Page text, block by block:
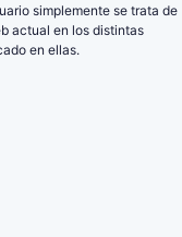
simplemente se trata de
actual en los distintas
en ellas.